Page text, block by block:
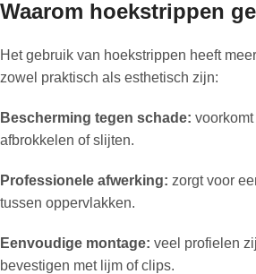
Waarom hoekstrippen
Het gebruik van hoekstrippen heeft
zowel praktisch als esthetisch zijn:
Bescherming tegen schade:
afbrokkelen of slijten.
Professionele afwerking: zorgt voor
tussen oppervlakken.
Eenvoudige montage: veel profielen
bevestigen met lijm of clips.